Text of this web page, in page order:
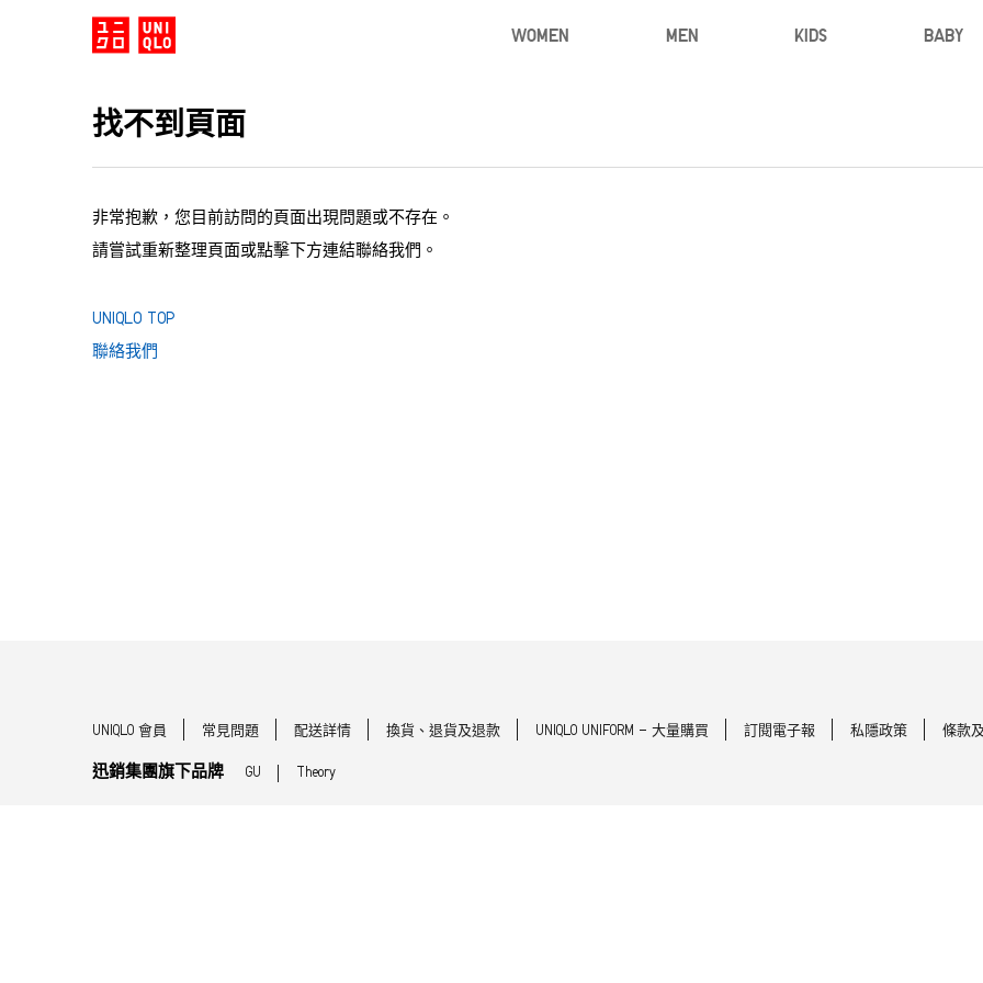
WOMEN MEN KIDS BABY
找不到頁面
非常抱歉，您目前訪問的頁面出現問題或不存在。
請嘗試重新整理頁面或點擊下方連結聯絡我們。
UNIQLO TOP
聯絡我們
UNIQLO 會員 常見問題 配送詳情 換貨、退貨及退款 UNIQLO UNIFORM - 大量購買 訂閱電子報 私隱政策 條款
迅銷集團旗下品牌 GU Theory